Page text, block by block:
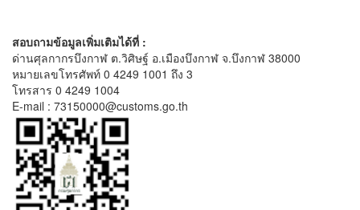
สอบถามข้อมูลเพิ่มเติมได้ที่ :
ด่านศุลกากรบึงกาฬ ต.วิศิษฐ์ อ.เมืองบึงกาฬ จ.บึงกาฬ 38000
หมายเลขโทรศัพท์ 0 4249 1001 ถึง 3
โทรสาร 0 4249 1004
E-mail : 73150000@customs.go.th